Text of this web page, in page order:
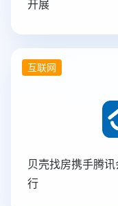
开展
互联网
贝壳找房携手腾
行